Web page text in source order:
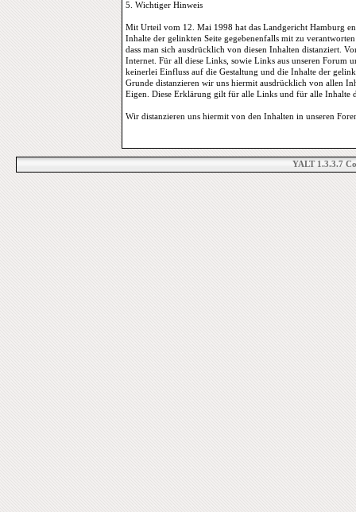
5. Wichtiger Hinweis
Mit Urteil vom 12. Mai 1998 hat das Landgericht Hamburg
Inhalte der gelinkten Seite gegebenenfalls mit zu
dass man sich ausdrücklich von diesen Inhalten distanziert.
Internet. Für all diese Links, sowie Links aus unseren Forum
keinerlei Einfluss auf die Gestaltung und die Inhalte der
Grunde distanzieren wir uns hiermit ausdrücklich von allen
Eigen. Diese Erklärung gilt für alle Links und für alle Inhalte
Wir distanzieren uns hiermit von den Inhalten in unseren
YALT 1.3.3.7